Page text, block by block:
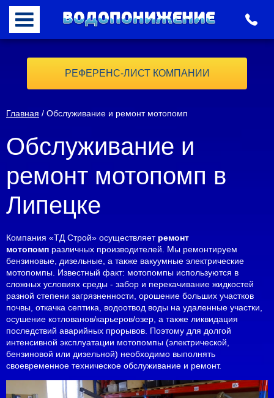
РЕФЕРЕНС-ЛИСТ КОМПАНИИ
Главная / Обслуживание и ремонт мотопомп
Обслуживание и
ремонт мотопомп в
Липецке
Компания «ТД Строй» осуществляет ремонт
мотопомп различных производителей. Мы ремонтируем
бензиновые, дизельные, а также вакуумные электрические
мотопомпы. Известный факт: мотопомпы используются в
сложных условиях среды - забор и перекачивание жидкостей
разной степени загрязненности, орошение больших участков
почвы, откачка септика, водоотвод воды на удаленные участки,
осушение котлованов/карьеров/озер, а также ликвидация
последствий аварийных прорывов. Поэтому для долгой
интенсивной эксплуатации мотопомпы (электрической,
бензиновой или дизельной) необходимо выполнять
своевременное техническое обслуживание и ремонт.